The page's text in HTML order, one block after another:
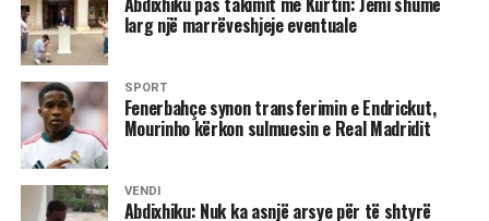
të jetë e përfaqësuar”, deklaroi Abdixhiku. /Ekonomia
Online/
larg një marrëveshjeje eventuale
SPORT
Fenerbahçe synon transferimin e Endrickut,
Mourinho kërkon sulmuesin e Real Madridit
VENDI
Abdixhiku: Nuk ka asnjë arsye për të shtyrë